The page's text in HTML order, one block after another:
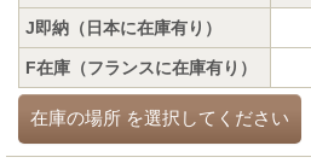
J即納（日本に在庫有り）
F在庫（フランスに在庫有り）
在庫の場所 を選択してください